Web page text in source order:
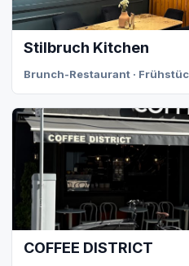
Stilbruch Kitchen
Brunch-Restaurant ·
COFFEE DISTRICT